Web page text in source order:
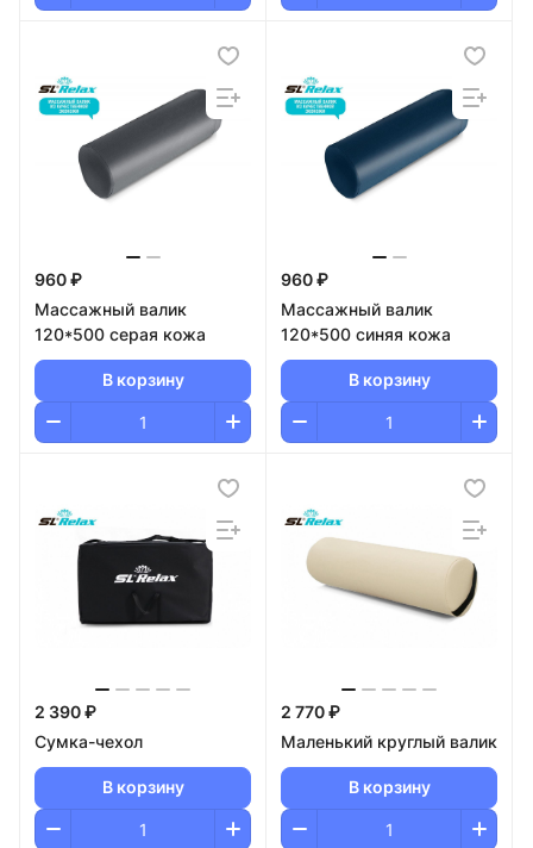
960 ₽
Массажный валик
120*500 серая кожа
В корзину
960 ₽
Массажный валик
120*500 синяя кожа
В корзину
2 390 ₽
Сумка-чехол
В корзину
2 770 ₽
Маленький круглый валик
В корзину